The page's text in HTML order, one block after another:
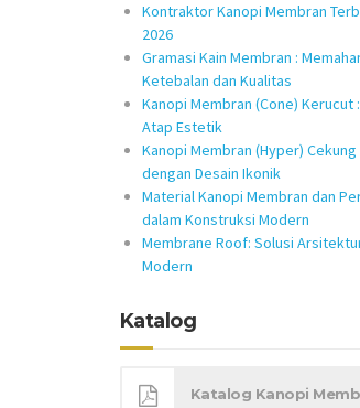
Kontraktor Kanopi Membran
2026
Gramasi Kain Membran :
Ketebalan dan Kualitas
Kanopi Membran (Cone) Kerucut
Atap Estetik
Kanopi Membran (Hyper) Cekung
dengan Desain Ikonik
Material Kanopi Membran dan
dalam Konstruksi Modern
Membrane Roof: Solusi
Modern
Katalog
Katalog Kanopi